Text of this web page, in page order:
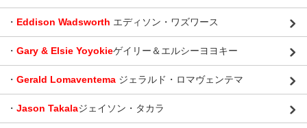
・ Eddison Wadsworth エディソン・ワズワース
・ Gary & Elsie Yoyokieゲイリー＆エルシーヨヨキー
・ Gerald Lomaventema ジェラルド・ロマヴェンテマ
・ Jason Takalaジェイソン・タカラ